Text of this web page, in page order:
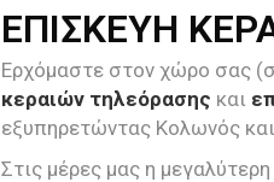
ΕΠΙΣΚΕΥΗ
Ερχόμαστε στον χώρο σας
κεραιών τηλεόρασης και
εξυπηρετώντας Κολωνός
Στις μέρες μας η